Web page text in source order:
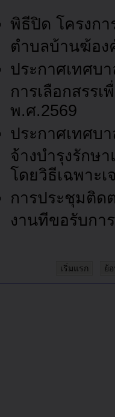
พิธีปิด โครงก
ตำบลบ้านฆ้อง
ประกาศเทศบ
การเลือกสรร
พ.ศ.2569
ประกาศเทศบ
จ้างบำรุงรักษ
โดยวิธีเฉพาะเ
การประชุมติด
งานทีขอรับกา
เริ่มแรก ย้